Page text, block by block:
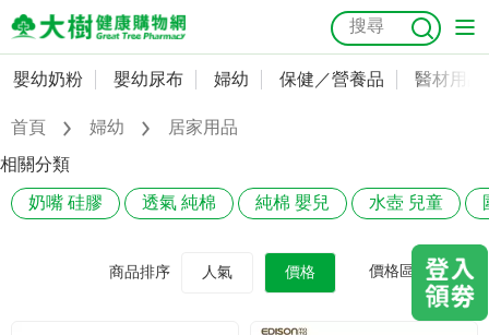
嬰幼奶粉
婦幼
保健／營養品
抗菌
奶瓶奶嘴
會員資料及密碼修改
訂單查詢
嬰幼奶粉 嬰幼尿布 婦幼 保健／營養品 醫材用品
首頁 婦幼
居家用品
相關分類
奶嘴 硅膠 透氣 純棉 純棉 嬰兒 水壺 兒童
商品排序 人氣 價格 價格區間